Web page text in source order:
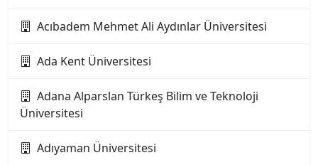
Acıbadem Mehmet Ali Aydınlar Üniversitesi
Ada Kent Üniversitesi
Adana Alparslan Türkeş Bilim ve Teknoloji
Üniversitesi
Adıyaman Üniversitesi